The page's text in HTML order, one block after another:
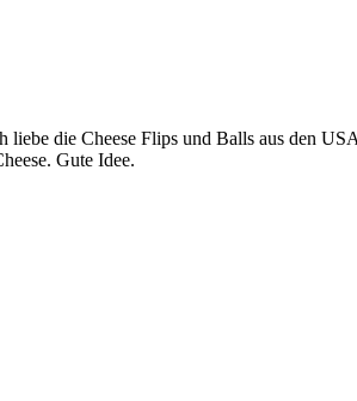
liebe die Cheese Flips und Balls aus den
Gute Idee.